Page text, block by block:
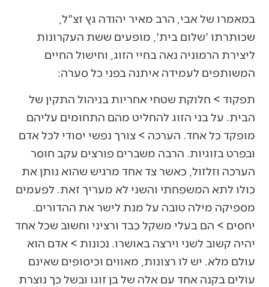
במאמרו של אבי, הרב מאיר יהודה גץ זצ"ל,
שכותרתו 'שלום בית', מופעים ששת העקרונות
ליצירת הרמוניה נאה בחיי הזוג, וחישול החיים
המשותפים לעמידה איתנה בפני כל סערה:
תפקוד > חלוקת שטחי אחריות בניהול התקין של
הבית. על בני הזוג להחליט מהם התחומים עליהם
מופקד כל אחד. הערכה > צורך נפשי יסודי לכל אדם
ובפרט בזוגיות. הרבה משברים פורצים עקב חוסר
הערכה וזלזול, כאשר צד אחד מרגיש שהוא נותן את
כולו לתא המשפחתי והשני לא מעריך זאת. לפעמים
מספיקה מילה טובה על מנת לישר את ההדורים.
יחסים > הם בעלי משקל כבד ורציני וחשוב שכל אחד
יהיה קשוב לשני וירצה באושרו. נכונות > אדם הוא
עולם מלא. יש לו רצונות, מאווים וכיסופים שאינם
עולים בקנה אחד עם אלה של בן זוגו ובשל כך נוצרת